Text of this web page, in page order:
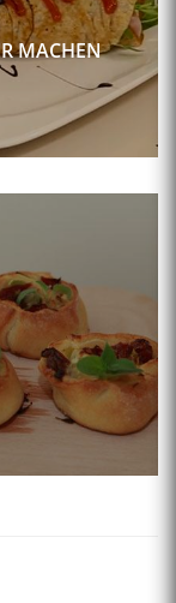
MACHEN